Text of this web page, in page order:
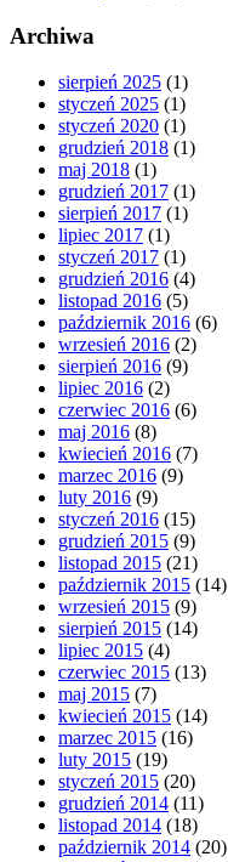
Archiwa
sierpień 2025 (1)
styczeń 2025 (1)
styczeń 2020 (1)
grudzień 2018 (1)
maj 2018 (1)
grudzień 2017 (1)
sierpień 2017 (1)
lipiec 2017 (1)
styczeń 2017 (1)
grudzień 2016 (4)
listopad 2016 (5)
październik 2016 (6)
wrzesień 2016 (2)
sierpień 2016 (9)
lipiec 2016 (2)
czerwiec 2016 (6)
maj 2016 (8)
kwiecień 2016 (7)
marzec 2016 (9)
luty 2016 (9)
styczeń 2016 (15)
grudzień 2015 (9)
listopad 2015 (21)
październik 2015 (14)
wrzesień 2015 (9)
sierpień 2015 (14)
lipiec 2015 (4)
czerwiec 2015 (13)
maj 2015 (7)
kwiecień 2015 (14)
marzec 2015 (16)
luty 2015 (19)
styczeń 2015 (20)
grudzień 2014 (11)
listopad 2014 (18)
październik 2014 (20)